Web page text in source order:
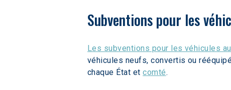
Subventions pour les
Les subventions pour les véhicules
véhicules neufs, convertis ou
chaque État et comté.